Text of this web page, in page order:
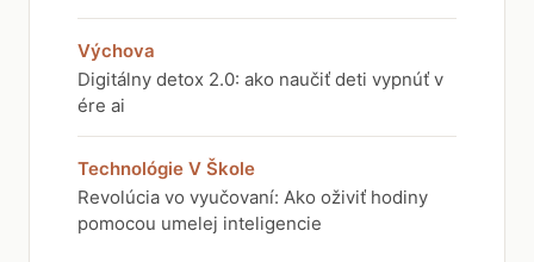
Výchova
Digitálny detox 2.0: ako naučiť deti vypnúť v
ére ai
Technológie V Škole
Revolúcia vo vyučovaní: Ako oživiť hodiny
pomocou umelej inteligencie